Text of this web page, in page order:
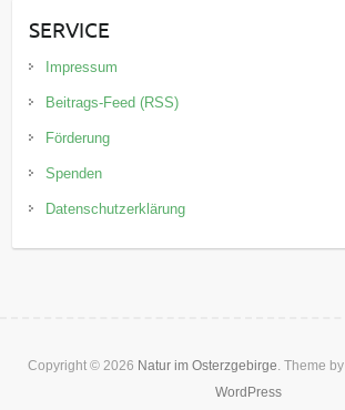
SERVICE
Impressum
Beitrags-Feed (RSS)
Förderung
Spenden
Datenschutzerklärung
Copyright © 2026 Natur im Osterzgebirge. Theme by
WordPress